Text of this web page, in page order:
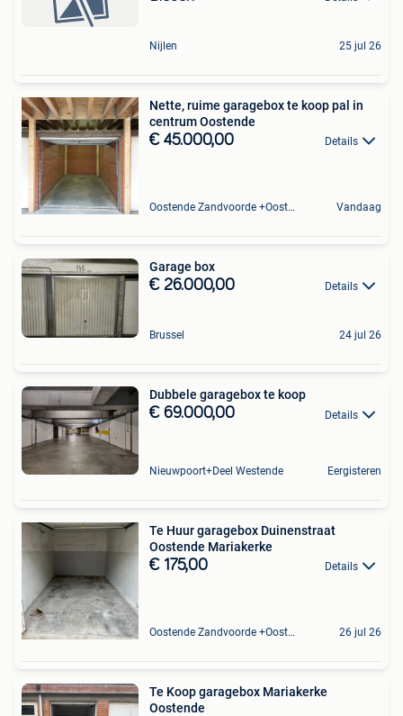
Nijlen 25 jul 26
Nette, ruime garagebox te koop pal in
centrum Oostende
€ 45.000,00 Details
Oostende Zandvoorde +Oostende Vandaag
Garage box
€ 26.000,00 Details
Brussel 24 jul 26
Dubbele garagebox te koop
€ 69.000,00 Details
Nieuwpoort+Deel Westende Eergisteren
Te Huur garagebox Duinenstraat
Oostende Mariakerke
€ 175,00 Details
Oostende Zandvoorde +Oostende 26 jul 26
Te Koop garagebox Mariakerke
Oostende